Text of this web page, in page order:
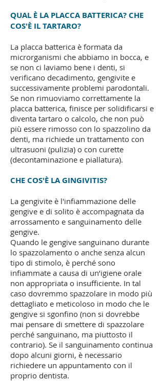
QUAL È LA PLACCA BATTERICA? CHE
COS'È IL TARTARO?
La placca batterica è formata da
microrganismi che abbiamo in bocca, e
se non ci laviamo bene i denti, si
verificano decadimento, gengivite e
successivamente problemi parodontali.
Se non rimuoviamo correttamente la
placca batterica, finisce per solidificarsi e
diventa tartaro o calcolo, che non può
più essere rimosso con lo spazzolino da
denti, ma richiede un trattamento con
ultrasuoni (pulizia) o con curette
(decontaminazione e piallatura).
CHE COS'È LA GINGIVITIS?
La gengivite è l'infiammazione delle
gengive e di solito è accompagnata da
arrossamento e sanguinamento delle
gengive.
Quando le gengive sanguinano durante
lo spazzolamento o anche senza alcun
tipo di stimolo, è perché sono
infiammate a causa di un’igiene orale
non appropriata o insufficiente. In tal
caso dovremmo spazzolare in modo più
dettagliato e meticoloso in modo che le
gengive si sgonfino (non si dovrebbe
mai pensare di smettere di spazzolare
perché sanguinano, ma piuttosto il
contrario). Se il sanguinamento continua
dopo alcuni giorni, è necessario
richiedere un appuntamento con il
proprio dentista.